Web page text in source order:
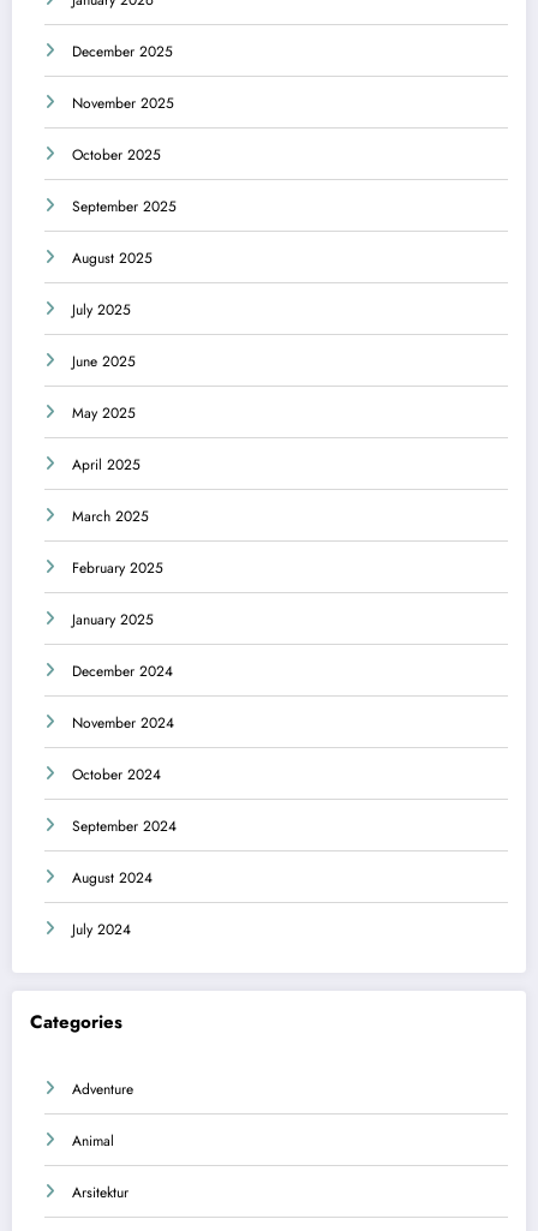
December 2025
November 2025
October 2025
September 2025
August 2025
July 2025
June 2025
May 2025
April 2025
March 2025
February 2025
January 2025
December 2024
November 2024
October 2024
September 2024
August 2024
July 2024
Categories
Adventure
Animal
Arsitektur